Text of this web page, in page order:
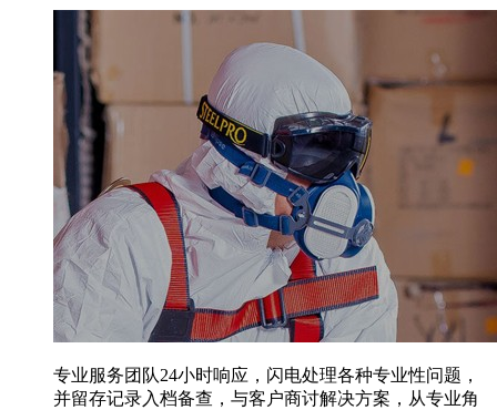
专业服务团队24小时响应，闪电处理各种专业性问题，
并留存记录入档备查，与客户商讨解决方案，从专业角